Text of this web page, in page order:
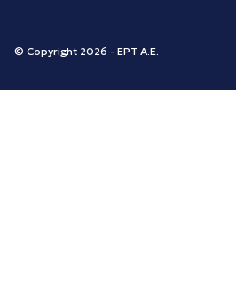
© Copyright 2026 - ΕΡΤ Α.Ε.